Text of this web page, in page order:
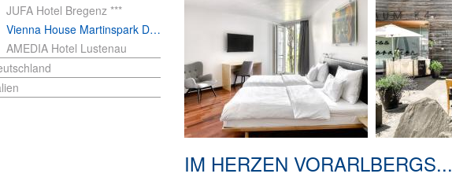
JUFA Hotel Bregenz ***
Vienna House Martinspark Dornbirn
AMEDIA Hotel Lustenau
IM HERZEN VORARLBERGS...